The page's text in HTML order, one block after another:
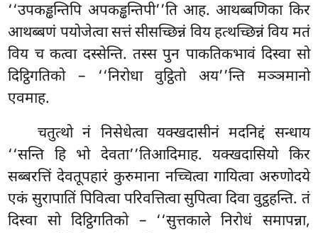
‘‘उपकड्ढन्तिपि अपकड्ढन्तिपी’’ति आह. आथब्बणिका किर
आथब्बणं पयोजेत्वा सत्तं सीसच्छिन्नं विय हत्थच्छिन्नं विय मतं
विय च कत्वा दस्सेन्ति. तस्स पुन पाकतिकभावं दिस्वा सो
दिट्ठिगतिको – ‘‘निरोधा वुट्ठितो अय’’न्ति मञ्ञमानो
एवमाह.
चतुत्थो नं निसेधेत्वा यक्खदासीनं मदनिद्दं सन्धाय
‘‘सन्ति हि भो देवता’’तिआदिमाह. यक्खदासियो किर
सब्बरत्तिं देवतूपहारं कुरुमाना नच्चित्वा गायित्वा अरुणोदये
एकं सुरापातिं पिवित्वापरिवत्तित्वा सुपित्वा दिवा वुट्ठहन्ति. तं
दिस्वा सो दिट्ठिगतिको – ‘‘सुत्तकाले निरोधं समापन्ना,